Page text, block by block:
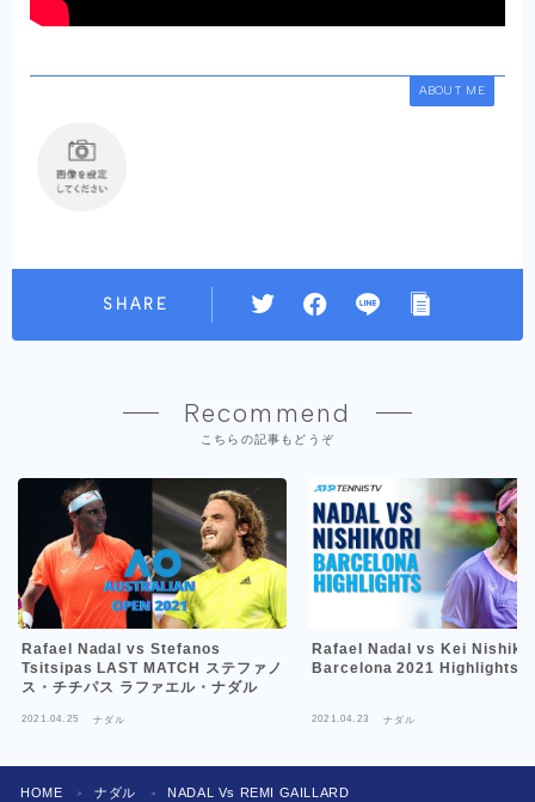
ABOUT ME
SHARE
Recommend
こちらの記事もどうぞ
Rafael Nadal vs Stefanos
Tsitsipas LAST MATCH ステファノ
ス・チチパス ラファエル・ナダル
2021.04.25 ナダル
Rafael Nadal vs Kei
Barcelona 2021 Highlights
2021.04.23 ナダル
HOME ＞ ナダル ＞ NADAL Vs REMI GAILLARD